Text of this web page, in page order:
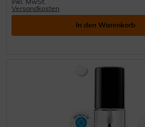
inkl. MwSt.
Versandkosten
In den Warenkorb